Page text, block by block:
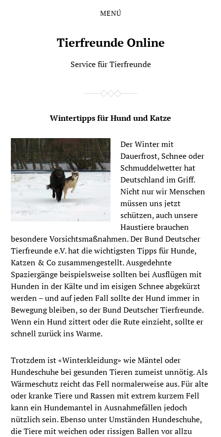
MENÚ
Tierfreunde Online
Service für Tierfreunde
Wintertipps für Hund und Katze
Der Winter mit
Dauerfrost, Schnee oder
Schmuddelwetter hat
Deutschland im Griff.
Nicht nur wir Menschen
müssen uns jetzt
schützen, auch unsere
Haustiere brauchen
besondere Vorsichtsmaßnahmen. Der Bund Deutscher
Tierfreunde e.V. hat die wichtigsten Tipps für Hunde,
Katzen & Co zusammengestellt. Ausgedehnte
Spaziergänge beispielsweise sollten bei Ausflügen mit
Hunden in der Kälte und im eisigen Schnee abgekürzt
werden – und auf jeden Fall sollte der Hund immer in
Bewegung bleiben, so der Bund Deutscher Tierfreunde.
Wenn ein Hund zittert oder die Rute einzieht, sollte er
schnell zurück ins Warme.
Trotzdem ist «Winterkleidung» wie Mäntel oder
Hundeschuhe bei gesunden Tieren zumeist unnötig. Als
Wärmeschutz reicht das Fell normalerweise aus. Für alte
oder kranke Tiere und Rassen mit extrem kurzem Fell
kann ein Hundemantel in Ausnahmefällen jedoch
nützlich sein. Ebenso unter Umständen Hundeschuhe,
die Tiere mit weichen oder rissigen Ballen vor allzu